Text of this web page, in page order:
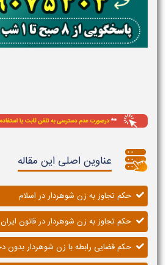
عناوین اصلی این مقاله
حکم تجاوز به زن شوهردار در اسلام
حکم تجاوز به زن شوهردار در قانون ایران
حکم قضایی رابطه با زن شوهردار بدون